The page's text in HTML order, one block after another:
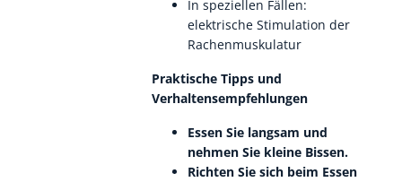
In speziellen Fällen:
elektrische Stimulation der
Rachenmuskulatur
Praktische Tipps und
Verhaltensempfehlungen
Essen Sie langsam und
nehmen Sie kleine Bissen.
Richten Sie sich beim Essen